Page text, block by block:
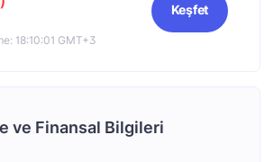
18:10:01 GMT+3
Keşfet
ve Finansal Bilgileri